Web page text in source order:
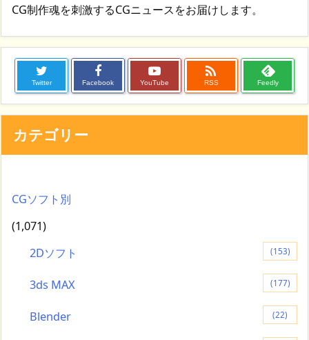
CG制作魂を刺激するCGニュースをお届けします。
Twitter Facebook YouTube

RSS Feedly
カテゴリー
CGソフト別
(1,071)
2Dソフト
(153)
3ds MAX (177)
Blender (22)